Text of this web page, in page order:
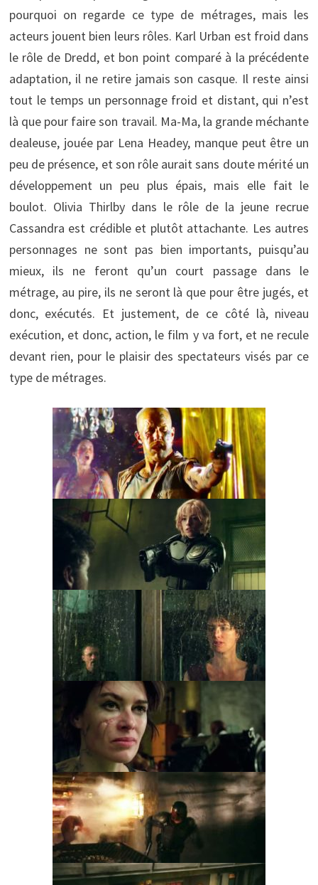
pourquoi on regarde ce type de métrages, mais les
acteurs jouent bien leurs rôles. Karl Urban est froid dans
le rôle de Dredd, et bon point comparé à la précédente
adaptation, il ne retire jamais son casque. Il reste ainsi
tout le temps un personnage froid et distant, qui n’est
là que pour faire son travail. Ma-Ma, la grande méchante
dealeuse, jouée par Lena Headey, manque peut être un
peu de présence, et son rôle aurait sans doute mérité un
développement un peu plus épais, mais elle fait le
boulot. Olivia Thirlby dans le rôle de la jeune recrue
Cassandra est crédible et plutôt attachante. Les autres
personnages ne sont pas bien importants, puisqu’au
mieux, ils ne feront qu’un court passage dans le
métrage, au pire, ils ne seront là que pour être jugés, et
donc, exécutés. Et justement, de ce côté là, niveau
exécution, et donc, action, le film y va fort, et ne recule
devant rien, pour le plaisir des spectateurs visés par ce
type de métrages.